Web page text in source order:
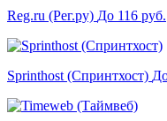
Reg.ru (Рег.ру) До 116 руб.
Sprinthost (Спринтхост)